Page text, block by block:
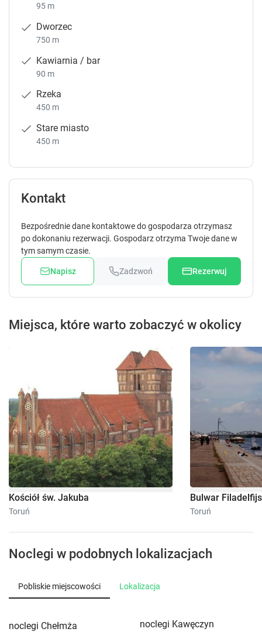
95 m
Dworzec
750 m
Kawiarnia / bar
90 m
Rzeka
450 m
Stare miasto
450 m
Kontakt
Bezpośrednie dane kontaktowe do gospodarza otrzymasz
po dokonaniu rezerwacji. Gospodarz otrzyma Twoje dane w
tym samym czasie.
Napisz Zadzwoń Rezerwuj
Miejsca, które warto zobaczyć w okolicy
Kościół św. Jakuba
Toruń
Bulwar
Toruń
Noclegi w podobnych lokalizacjach
Pobliskie miejscowości Lokalizacja
noclegi Chełmża
noclegi Kawęczyn